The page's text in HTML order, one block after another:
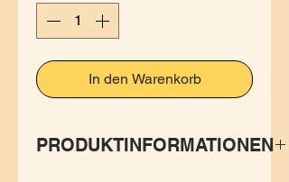
In den Warenkorb
PRODUKTINFORMATIONEN